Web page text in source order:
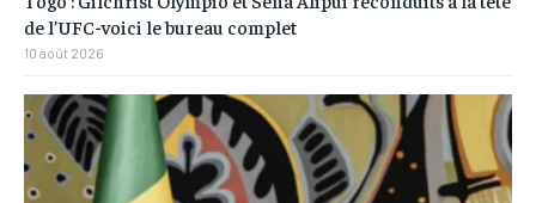
de l’UFC-voici le bureau complet
10 août 2026